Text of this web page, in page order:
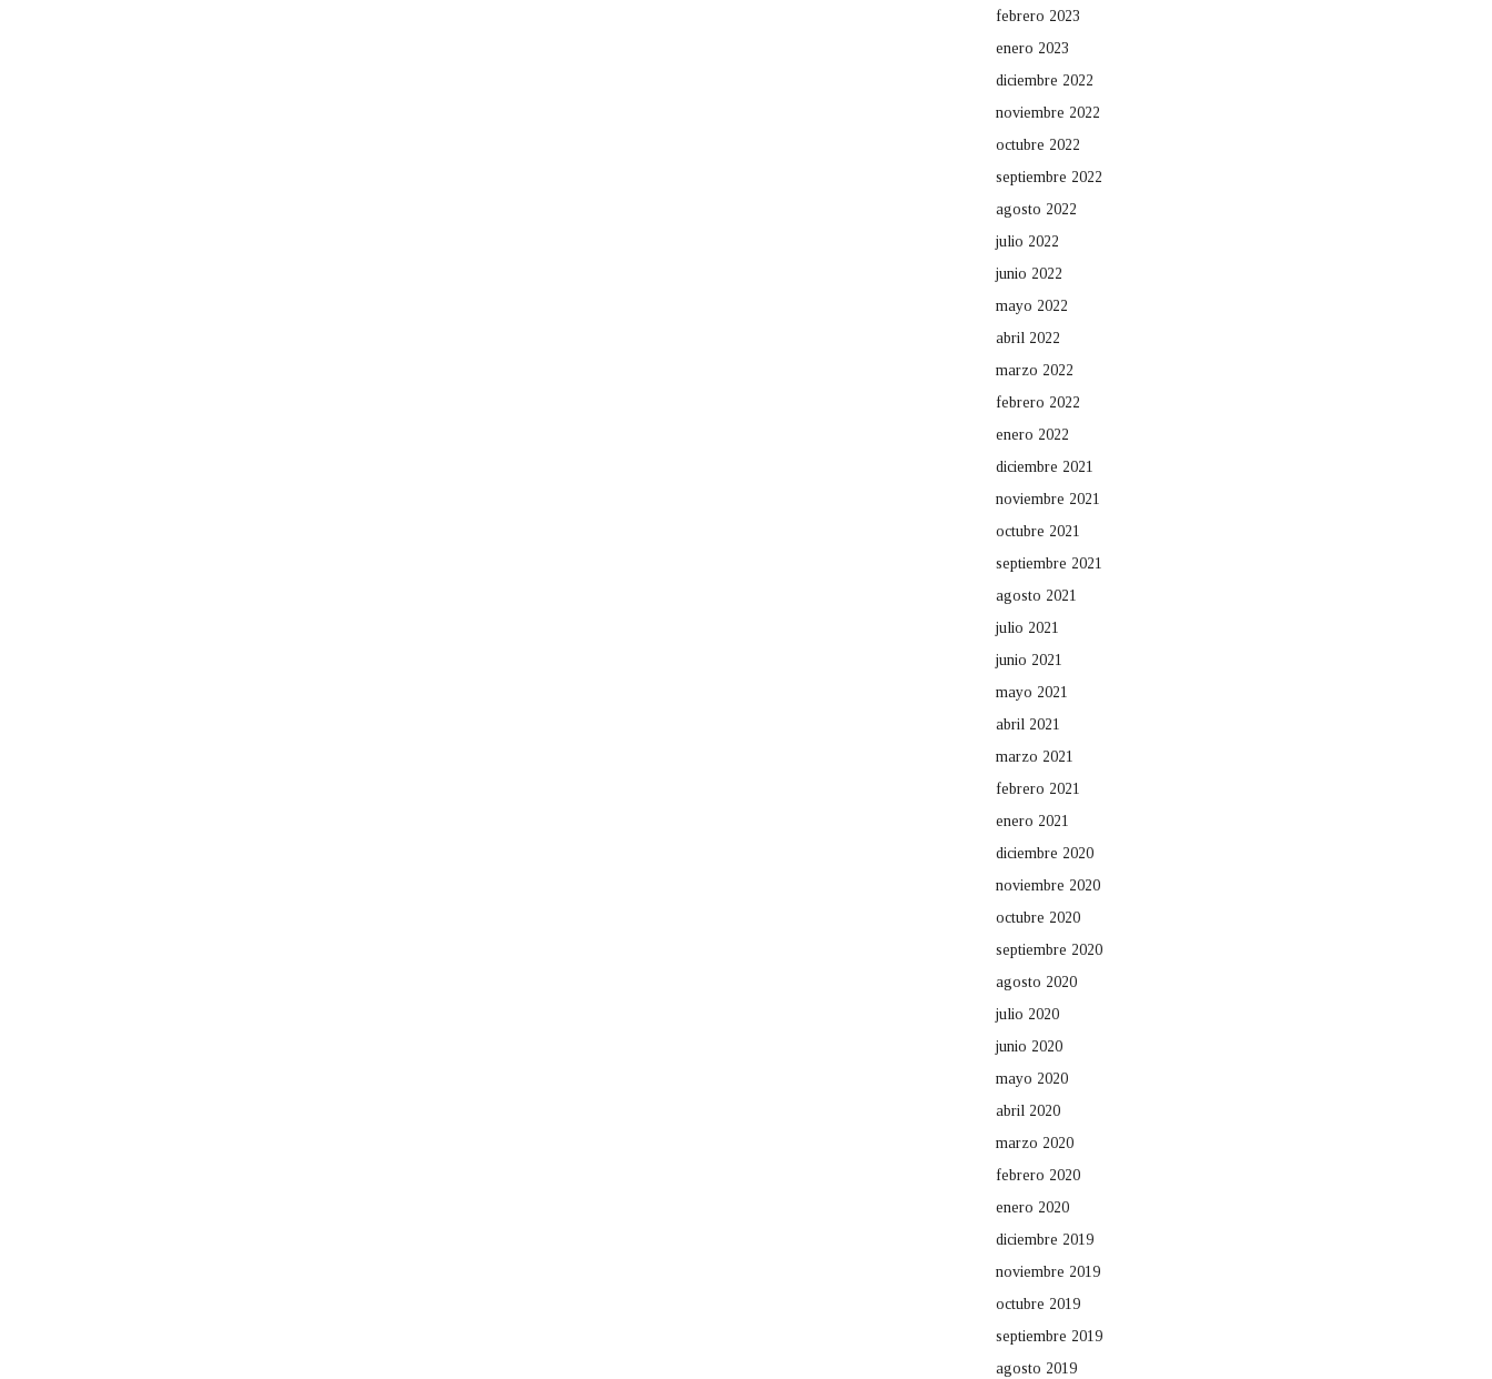
febrero 2023
enero 2023
diciembre 2022
noviembre 2022
octubre 2022
septiembre 2022
agosto 2022
julio 2022
junio 2022
mayo 2022
abril 2022
marzo 2022
febrero 2022
enero 2022
diciembre 2021
noviembre 2021
octubre 2021
septiembre 2021
agosto 2021
julio 2021
junio 2021
mayo 2021
abril 2021
marzo 2021
febrero 2021
enero 2021
diciembre 2020
noviembre 2020
octubre 2020
septiembre 2020
agosto 2020
julio 2020
junio 2020
mayo 2020
abril 2020
marzo 2020
febrero 2020
enero 2020
diciembre 2019
noviembre 2019
octubre 2019
septiembre 2019
agosto 2019